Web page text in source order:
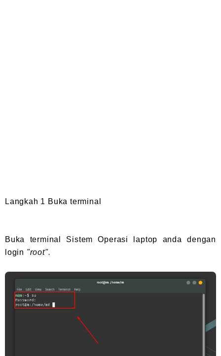
Langkah 1 Buka terminal
Buka terminal Sistem Operasi laptop anda dengan
login "root".